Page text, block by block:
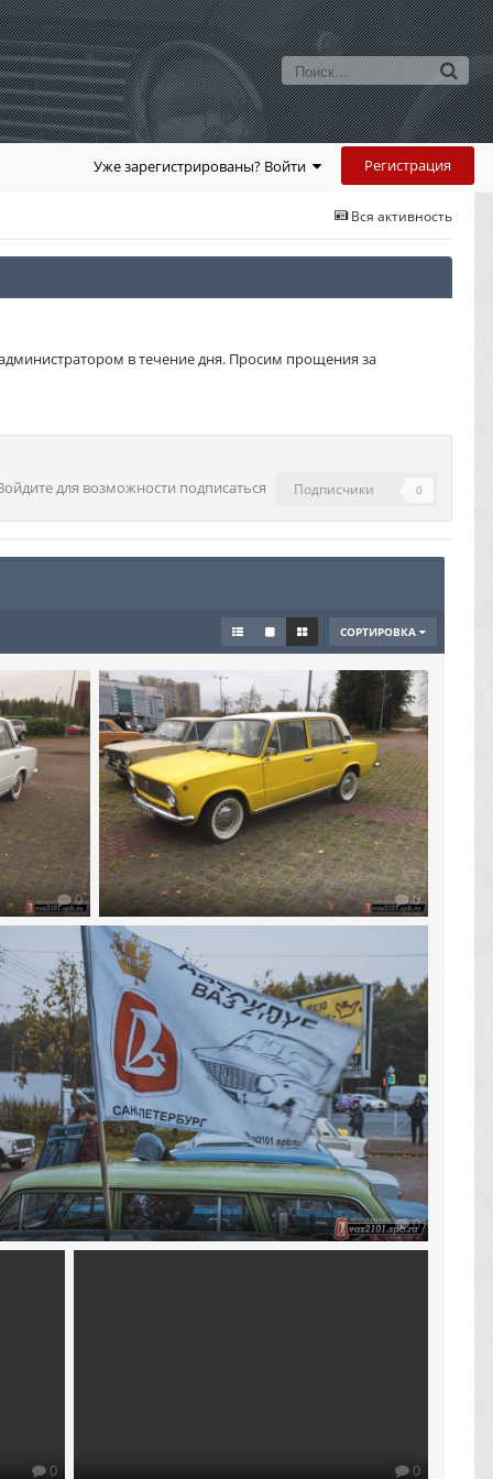
Уже зарегистрированы? Войти Регистрация
Вся активность
в течение дня. Просим прощения за
для возможности подписаться Подписчики 0
СОРТИРОВКА
0 0
0
0 0